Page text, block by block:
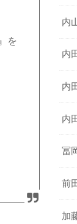
を
内
内
内
内
冨
前
加